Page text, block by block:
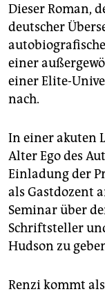
Dieser Roman,
deutscher
einer
einer Elite-
nach.
In einer akuten
Alter Ego des
Einladung der
als Gastdozent
Seminar über
Schriftsteller
Hudson zu
Renzi kommt